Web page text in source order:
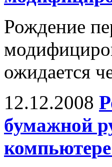
Рождение
ожидается
12.12.2008
бумажной